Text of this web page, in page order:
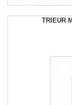
TRIEUR